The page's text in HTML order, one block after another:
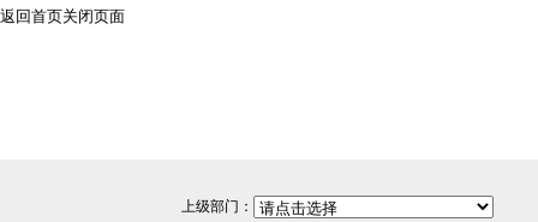
返回首页关闭页面
上级部门：